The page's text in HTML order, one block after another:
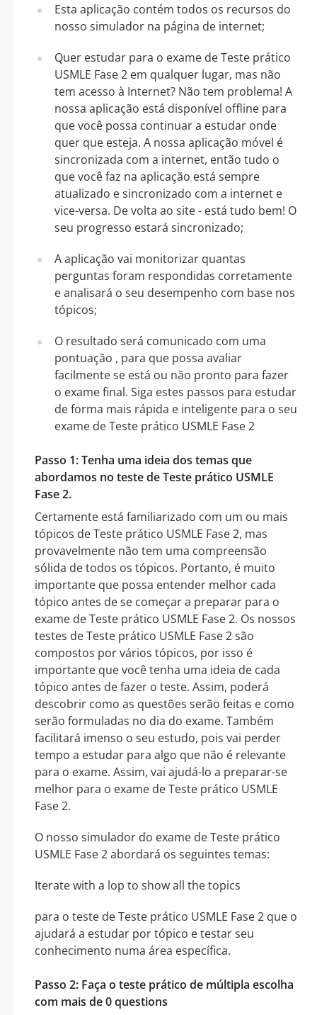
Esta aplicação contém todos os recursos do
nosso simulador na página de internet;
Quer estudar para o exame de Teste prático
USMLE Fase 2 em qualquer lugar, mas não
tem acesso à Internet? Não tem problema! A
nossa aplicação está disponível offline para
que você possa continuar a estudar onde
quer que esteja. A nossa aplicação móvel é
sincronizada com a internet, então tudo o
que você faz na aplicação está sempre
atualizado e sincronizado com a internet e
vice-versa. De volta ao site - está tudo bem! O
seu progresso estará sincronizado;
A aplicação vai monitorizar quantas
perguntas foram respondidas corretamente
e analisará o seu desempenho com base nos
tópicos;
O resultado será comunicado com uma
pontuação , para que possa avaliar
facilmente se está ou não pronto para fazer
o exame final. Siga estes passos para estudar
de forma mais rápida e inteligente para o seu
exame de Teste prático USMLE Fase 2
Passo 1: Tenha uma ideia dos temas que
abordamos no teste de Teste prático USMLE
Fase 2.
Certamente está familiarizado com um ou mais
tópicos de Teste prático USMLE Fase 2, mas
provavelmente não tem uma compreensão
sólida de todos os tópicos. Portanto, é muito
importante que possa entender melhor cada
tópico antes de se começar a preparar para o
exame de Teste prático USMLE Fase 2. Os nossos
testes de Teste prático USMLE Fase 2 são
compostos por vários tópicos, por isso é
importante que você tenha uma ideia de cada
tópico antes de fazer o teste. Assim, poderá
descobrir como as questões serão feitas e como
serão formuladas no dia do exame. Também
facilitará imenso o seu estudo, pois vai perder
tempo a estudar para algo que não é relevante
para o exame. Assim, vai ajudá-lo a preparar-se
melhor para o exame de Teste prático USMLE
Fase 2.
O nosso simulador do exame de Teste prático
USMLE Fase 2 abordará os seguintes temas:
Iterate with a lop to show all the topics
para o teste de Teste prático USMLE Fase 2 que o
ajudará a estudar por tópico e testar seu
conhecimento numa área específica.
Passo 2: Faça o teste prático de múltipla escolha
com mais de 0 questions